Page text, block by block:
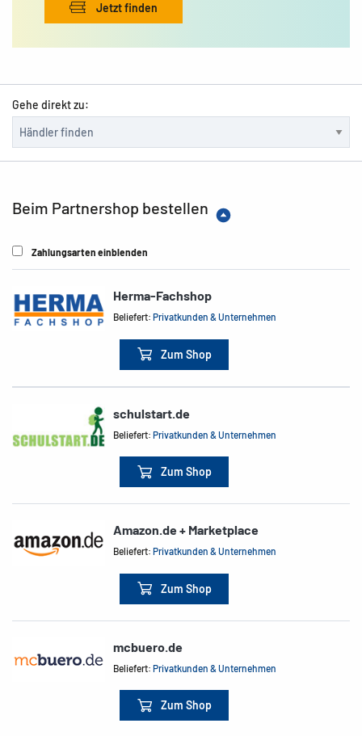
Jetzt finden
Gehe direkt zu:
Beim Partnershop bestellen
Zahlungsarten einblenden
Herma-Fachshop
Beliefert:Privatkunden & Unternehmen
Zum Shop
schulstart.de
Beliefert:Privatkunden & Unternehmen
Zum Shop
Amazon.de + Marketplace
Beliefert:Privatkunden & Unternehmen
Zum Shop
mcbuero.de
Beliefert:Privatkunden & Unternehmen
Zum Shop